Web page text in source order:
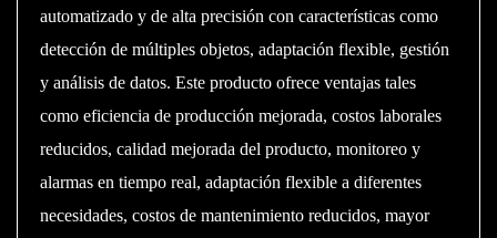
automatizado y de alta precisión con características como
detección de múltiples objetos, adaptación flexible, gestión
y análisis de datos. Este producto ofrece ventajas tales
como eficiencia de producción mejorada, costos laborales
reducidos, calidad mejorada del producto, monitoreo y
alarmas en tiempo real, adaptación flexible a diferentes
necesidades, costos de mantenimiento reducidos, mayor